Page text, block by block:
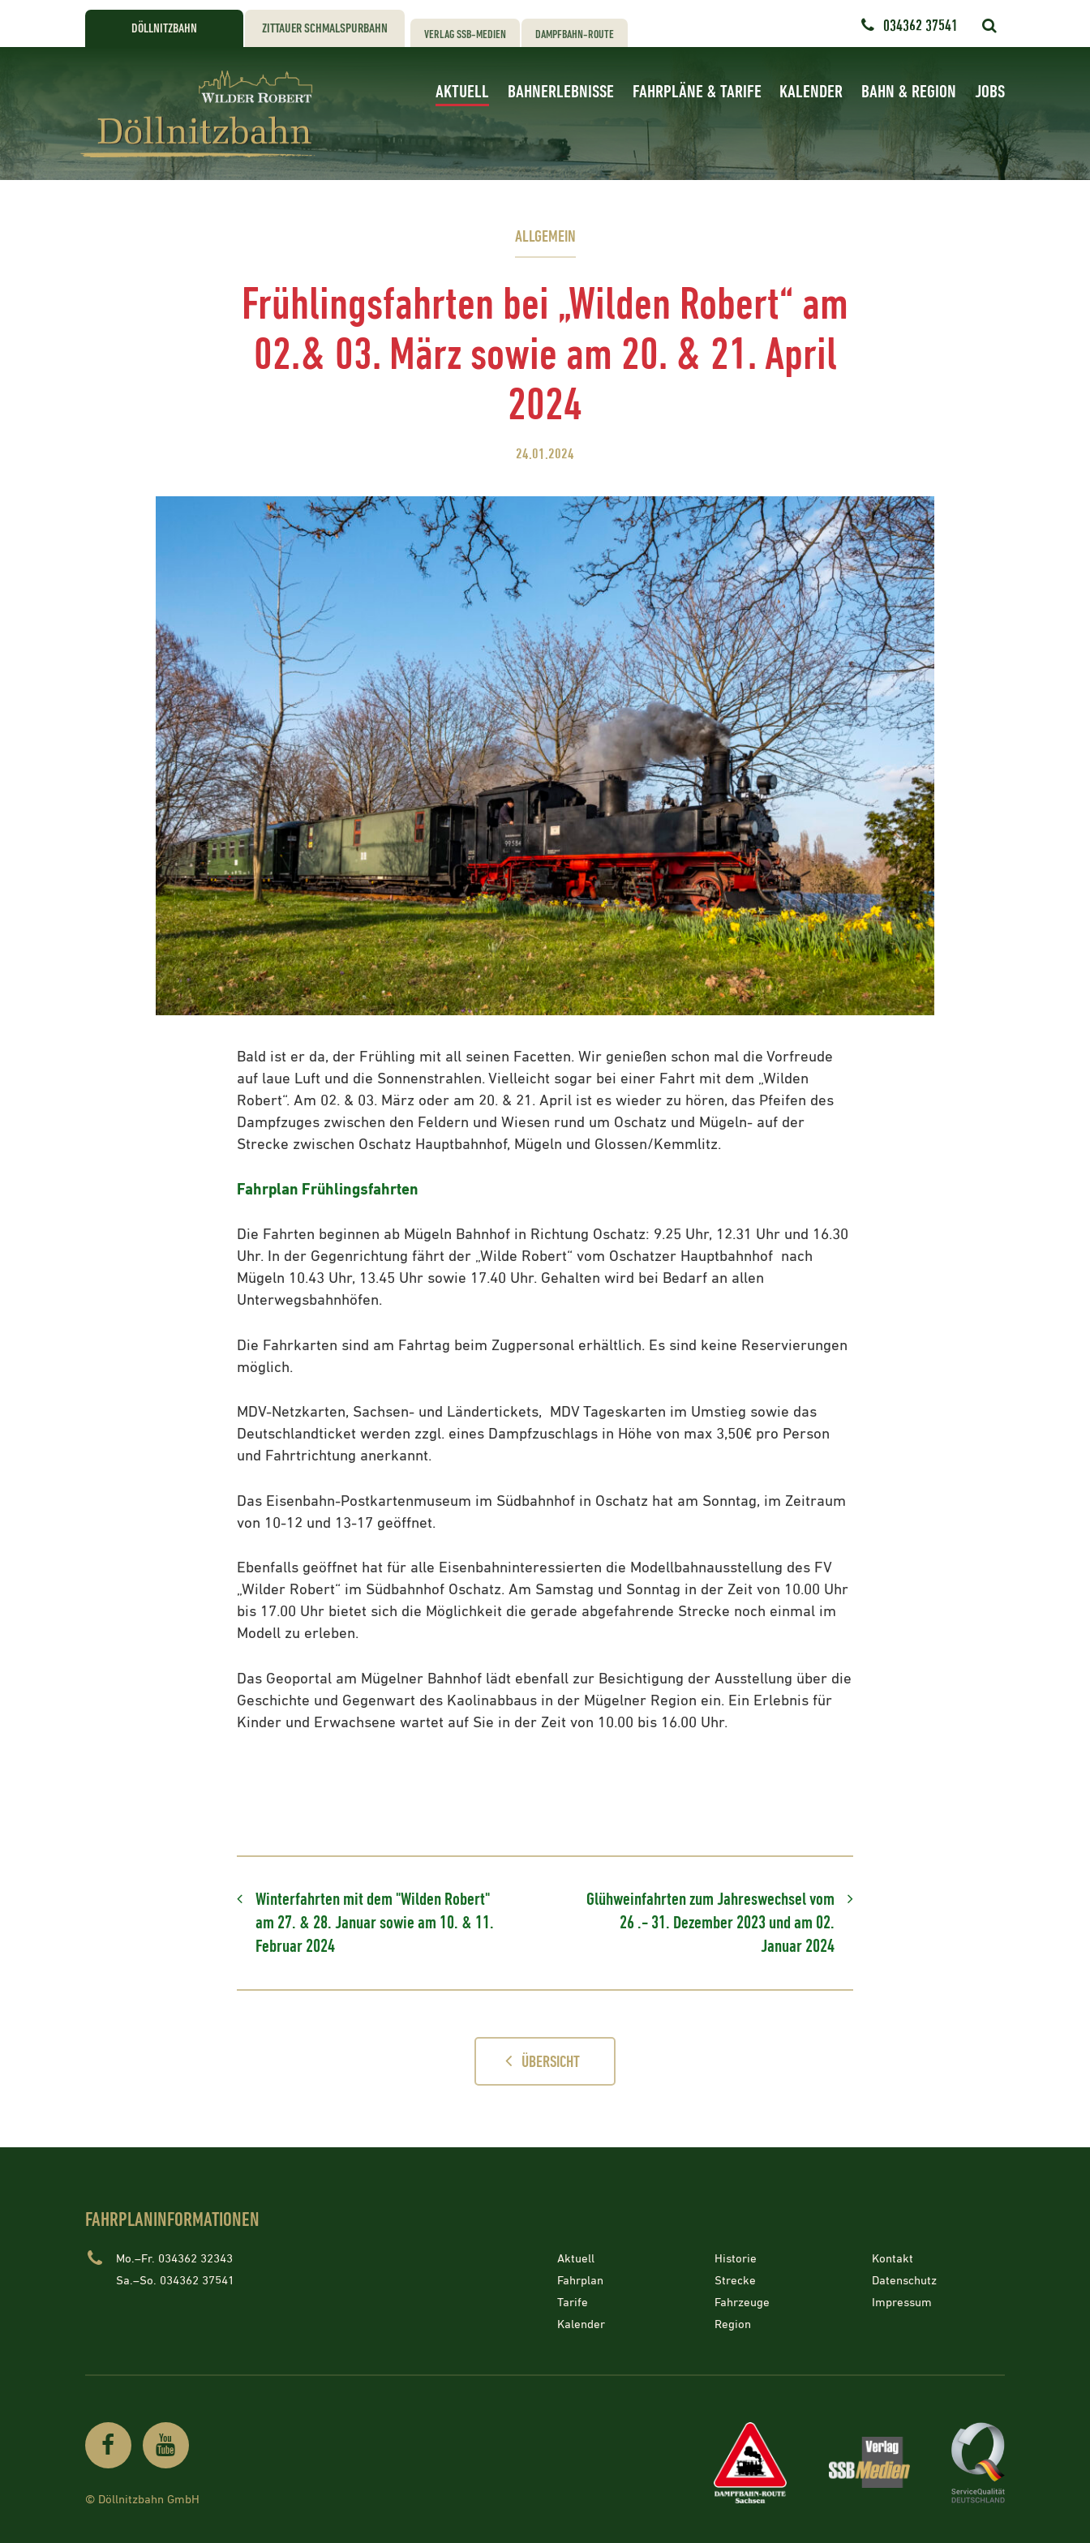
034362 37541
DÖLLNITZBAHN ZITTAUER SCHMALSPURBAHN VERLAG SSB-MEDIEN DAMPFBAHN-ROUTE
AKTUELL BAHNERLEBNISSE FAHRPLÄNE & TARIFE KALENDER BAHN & REGION JOBS
ALLGEMEIN
Frühlingsfahrten bei „Wilden Robert“ am
02.& 03. März sowie am 20. & 21. April
2024
24.01.2024
Bald ist er da, der Frühling mit all seinen Facetten. Wir genießen schon mal die Vorfreude
auf laue Luft und die Sonnenstrahlen. Vielleicht sogar bei einer Fahrt mit dem „Wilden
Robert“. Am 02. & 03. März oder am 20. & 21. April ist es wieder zu hören, das Pfeifen des
Dampfzuges zwischen den Feldern und Wiesen rund um Oschatz und Mügeln- auf der
Strecke zwischen Oschatz Hauptbahnhof, Mügeln und Glossen/Kemmlitz.
Fahrplan Frühlingsfahrten
Die Fahrten beginnen ab Mügeln Bahnhof in Richtung Oschatz: 9.25 Uhr, 12.31 Uhr und 16.30
Uhr. In der Gegenrichtung fährt der „Wilde Robert“ vom Oschatzer Hauptbahnhof nach
Mügeln 10.43 Uhr, 13.45 Uhr sowie 17.40 Uhr. Gehalten wird bei Bedarf an allen
Unterwegsbahnhöfen.
Die Fahrkarten sind am Fahrtag beim Zugpersonal erhältlich. Es sind keine Reservierungen
möglich.
MDV-Netzkarten, Sachsen- und Ländertickets, MDV Tageskarten im Umstieg sowie das
Deutschlandticket werden zzgl. eines Dampfzuschlags in Höhe von max 3,50€ pro Person
und Fahrtrichtung anerkannt.
Das Eisenbahn-Postkartenmuseum im Südbahnhof in Oschatz hat am Sonntag, im Zeitraum
von 10-12 und 13-17 geöffnet.
Ebenfalls geöffnet hat für alle Eisenbahninteressierten die Modellbahnausstellung des FV
„Wilder Robert“ im Südbahnhof Oschatz. Am Samstag und Sonntag in der Zeit von 10.00 Uhr
bis 17.00 Uhr bietet sich die Möglichkeit die gerade abgefahrende Strecke noch einmal im
Modell zu erleben.
Das Geoportal am Mügelner Bahnhof lädt ebenfall zur Besichtigung der Ausstellung über die
Geschichte und Gegenwart des Kaolinabbaus in der Mügelner Region ein. Ein Erlebnis für
Kinder und Erwachsene wartet auf Sie in der Zeit von 10.00 bis 16.00 Uhr.
Winterfahrten mit dem "Wilden Robert"
am 27. & 28. Januar sowie am 10. & 11.
Februar 2024
Glühweinfahrten zum Jahreswechsel vom
26 .- 31. Dezember 2023 und am 02.
Januar 2024
ÜBERSICHT
FAHRPLANINFORMATIONEN
Mo.–Fr. 034362 32343
Sa.–So. 034362 37541
Aktuell
Fahrplan
Tarife
Kalender
Historie
Strecke
Fahrzeuge
Region
Kontakt
Datenschutz
Impressum
© Döllnitzbahn GmbH